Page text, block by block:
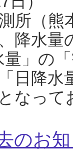
所（熊
降水
量」の
日降
なっ
のお